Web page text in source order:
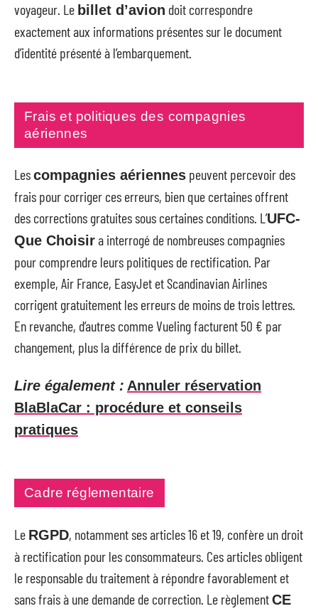
voyageur. Le billet d’avion doit correspondre
exactement aux informations présentes sur le document
d’identité présenté à l’embarquement.
Frais et politiques des compagnies
aériennes
Lescompagnies aériennes peuvent percevoir des
frais pour corriger ces erreurs, bien que certaines offrent
des corrections gratuites sous certaines conditions. L’UFC-
Que Choisira interrogé de nombreuses compagnies
pour comprendre leurs politiques de rectification. Par
exemple, Air France, EasyJet et Scandinavian Airlines
corrigent gratuitement les erreurs de moins de trois lettres.
En revanche, d’autres comme Vueling facturent 50 € par
changement, plus la différence de prix du billet.
Lire également : Annuler réservation
BlaBlaCar : procédure et conseils
pratiques
Cadre réglementaire
Le RGPD, notamment ses articles 16 et 19, confère un droit
à rectification pour les consommateurs. Ces articles obligent
le responsable du traitement à répondre favorablement et
sans frais à une demande de correction. Le règlementCE